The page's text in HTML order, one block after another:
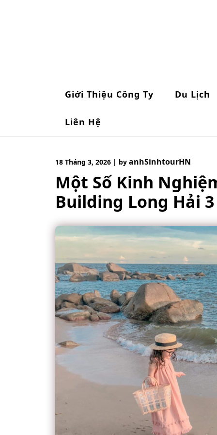
Giới Thiệu Công Ty Du Lịch
Liên Hệ
18 Tháng 3, 2026 | by anhSinhtourHN
Một Số Kinh
Building Long Hải